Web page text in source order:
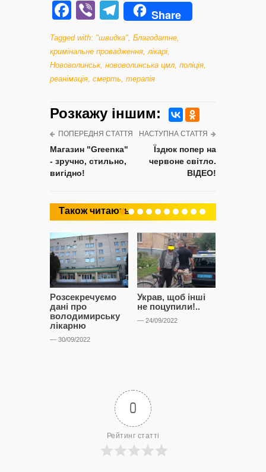
Facebook
ViberTelegram
Share
Tagged with: "швидка" Благодатне
кримінальне провадження лікарі
Нововолинськ, нововолинська цмл поліція
реанімація смерть терапія
Розкажу iншим:
ПОПЕРЕДНЯ СТАТТЯ
Магазин "Greenкa"
- зручно, стильно,
вигідно!
НАСТУПНА СТАТТЯ
Їздюк попер на
червоне світло.
ВІДЕО!
Також читають
Розсекречуємо
дані про
володимирську
лікарню
— 30/09/2022
Украв, щоб інші
не поцупили!..
— 24/09/2022
0
Рейтинг статті